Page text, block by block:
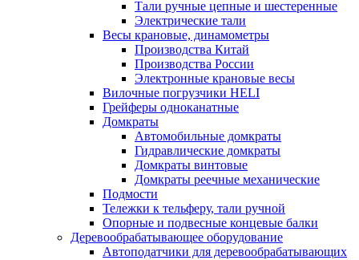
Тали ручные цепные и шестеренные
Электрические тали
Весы крановые, динамометры
Производства Китай
Производства России
Электронные крановые весы
Вилочные погрузчики HELI
Грейферы одноканатные
Домкраты
Автомобильные домкраты
Гидравлические домкраты
Домкраты винтовые
Домкраты реечные механические
Подмости
Тележки к тельферу, тали ручной
Опорные и подвесные концевые балки
Деревообрабатывающее оборудование
Автоподатчики для деревообрабатывающих